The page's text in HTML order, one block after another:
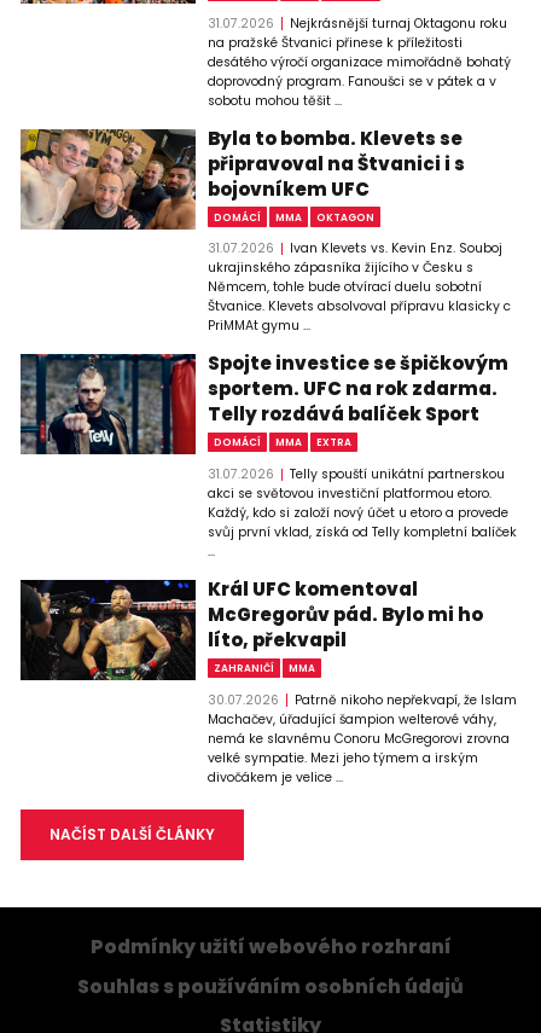
31.07.2026
Nejkrásnější turnaj Oktagonu roku
na pražské Štvanici přinese k příležitosti
desátého výročí organizace mimořádně bohatý
doprovodný program. Fanoušci se v pátek a v
sobotu mohou těšit ...
Byla to bomba. Klevets se
připravoval na Štvanici i s
bojovníkem UFC
DOMÁCÍ MMA OKTAGON
31.07.2026
Ivan Klevets vs. Kevin Enz. Souboj
ukrajinského zápasníka žijícího v Česku s
Němcem, tohle bude otvírací duelu sobotní
Štvanice. Klevets absolvoval přípravu klasicky c
PriMMAt gymu ...
Spojte investice se špičkovým
sportem. UFC na rok zdarma.
Telly rozdává balíček Sport
DOMÁCÍ MMA EXTRA
31.07.2026
Telly spouští unikátní partnerskou
akci se světovou investiční platformou etoro.
Každý, kdo si založí nový účet u etoro a provede
svůj první vklad, získá od Telly kompletní balíček
...
Král UFC komentoval
McGregorův pád. Bylo mi ho
líto, překvapil
ZAHRANIČÍ MMA
30.07.2026
Patrně nikoho nepřekvapí, že Islam
Machačev, úřadující šampion welterové váhy,
nemá ke slavnému Conoru McGregorovi zrovna
velké sympatie. Mezi jeho týmem a irským
divočákem je velice ...
NAČÍST DALŠÍ ČLÁNKY
Podmínky užití webového rozhraní
Souhlas s používáním osobních údajů
Statistiky